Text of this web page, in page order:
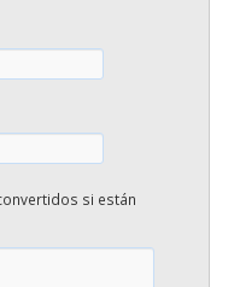
si están